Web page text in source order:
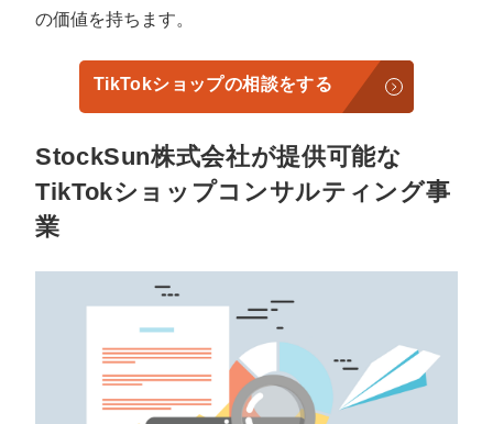
の価値を持ちます。
TikTokショップの相談をする
StockSun株式会社が提供可能な
TikTokショップコンサルティング事
業